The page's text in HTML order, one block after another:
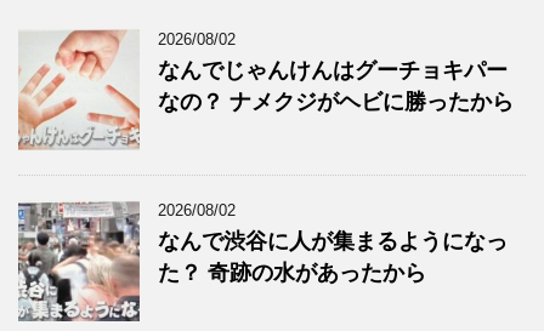
2026/08/02
なんでじゃんけんはグーチョキパー
なの？ ナメクジがヘビに勝ったから
2026/08/02
なんで渋谷に人が集まるようになっ
た？ 奇跡の水があったから